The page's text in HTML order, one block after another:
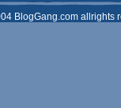
BlogGang.com allrights